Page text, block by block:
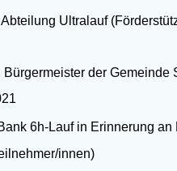
Ultralauf
der Gemeinde
6h-Lauf in Erinnerung an
innen)